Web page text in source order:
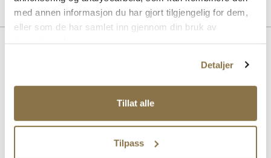
med annen informasjon du har gjort tilgjengelig for dem,
eller som de har samlet inn gjennom din bruk av
Detaljer
Tillat alle
Tilpass
1856